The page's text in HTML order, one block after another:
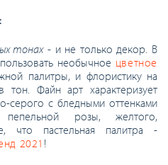
тонах- и не только декор. В
необычное цветное
палитры, и флористику на
тон. Файн арт характеризует
серого с бледными оттенками
пепельной розы, желтого,
что пастельная палитра -
2021 !